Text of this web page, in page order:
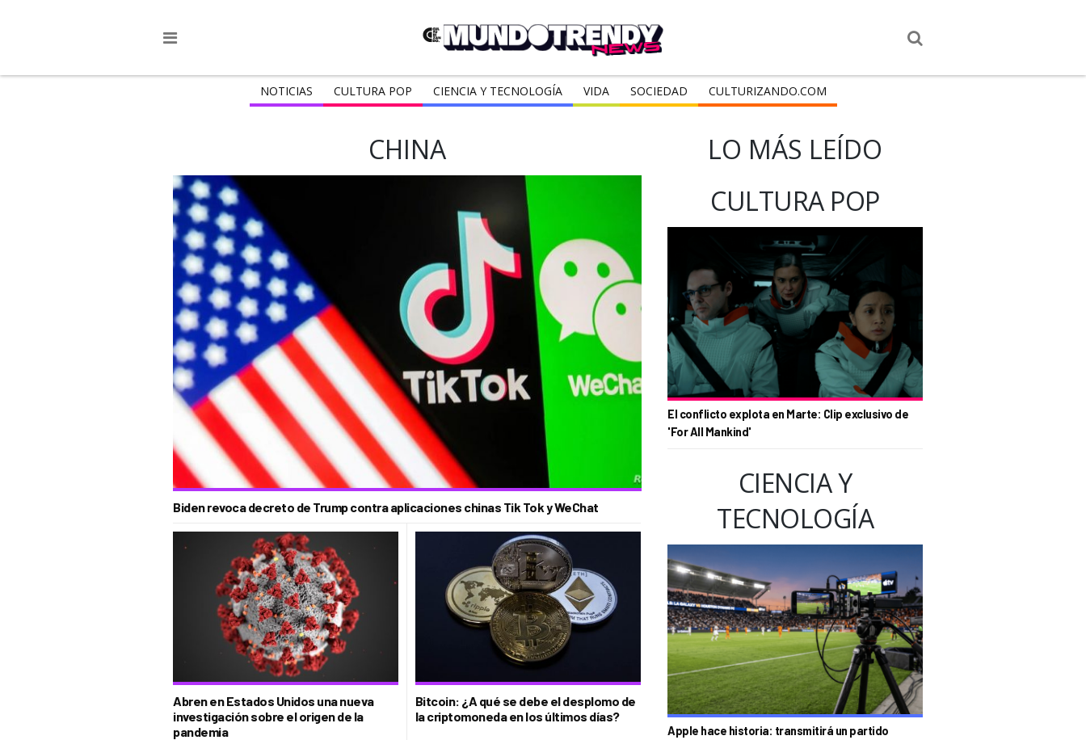
NOTICIAS CULTURA POP CIENCIA Y TECNOLOGÍA VIDA SOCIEDAD CULTURIZANDO.COM
CHINA
Biden revoca decreto de Trump contra aplicaciones chinas Tik Tok y WeChat
Abren en Estados Unidos una nueva
investigación sobre el origen de la
pandemia
Bitcoin: ¿A qué se debe el desplomo de
la criptomoneda en los últimos días?
LO MÁS LEÍDO
CULTURA POP
El conflicto explota en Marte: Clip exclusivo de
'For All Mankind'
CIENCIA Y
TECNOLOGÍA
Apple hace historia: transmitirá un partido